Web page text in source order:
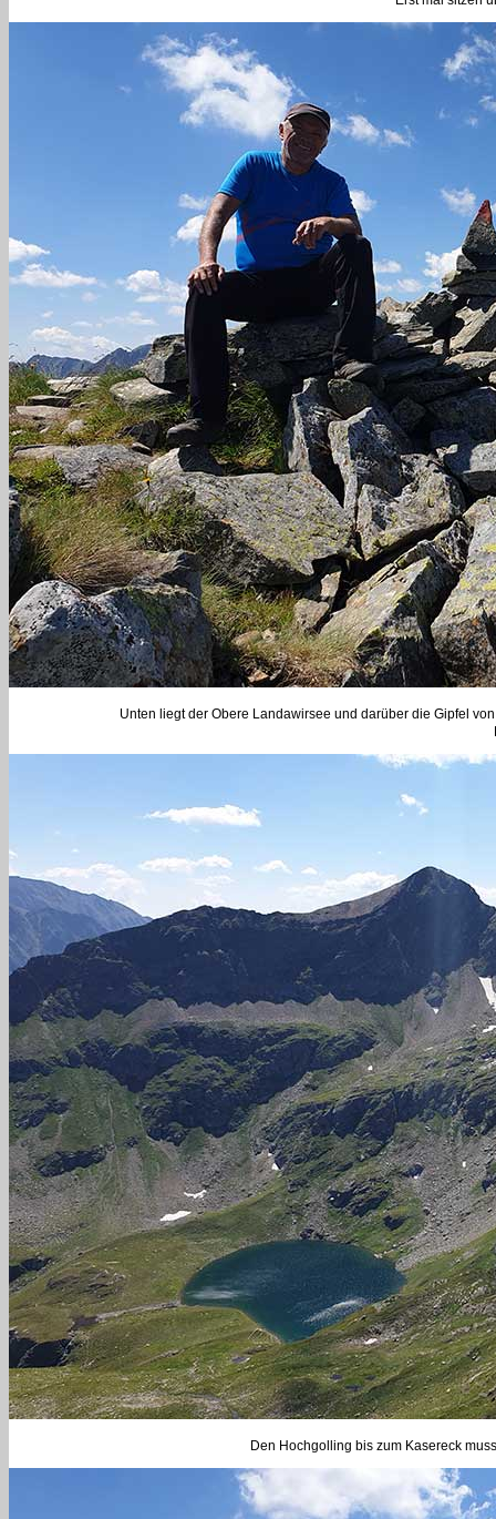
Unten liegt der Obere Landawirsee und darüber die Gipfel
Den Hochgolling bis zum Kasereck